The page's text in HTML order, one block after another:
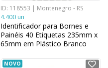
ID: 118553 | Montenegro - RS
4.400 un
Identificador para Bornes e
Painéis 40 Etiquetas 235mm x
65mm em Plástico Branco
NOVO